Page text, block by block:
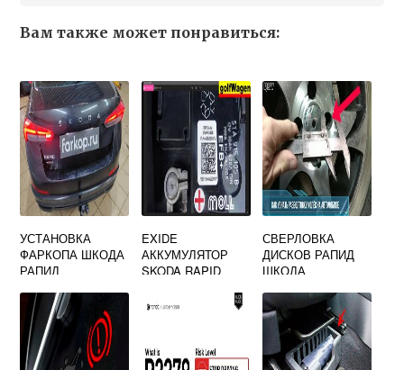
Вам также может понравиться:
УСТАНОВКА
ФАРКОПА ШКОДА
РАПИД
EXIDE
АККУМУЛЯТОР
SKODA RAPID
СВЕРЛОВКА
ДИСКОВ РАПИД
ШКОДА